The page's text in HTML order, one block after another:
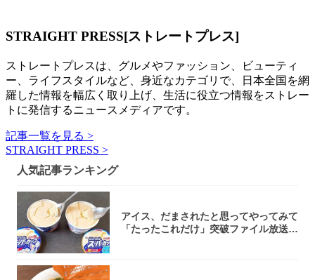
STRAIGHT PRESS[ストレートプレス]
ストレートプレスは、グルメやファッション、ビューティ
ー、ライフスタイルなど、身近なカテゴリで、日本全国を網
羅した情報を幅広く取り上げ、生活に役立つ情報をストレー
トに発信するニュースメディアです。
記事一覧を見る >
STRAIGHT PRESS >
人気記事ランキング
アイス、だまされたと思ってやってみて
「たったこれだけ」突破ファイル放送で